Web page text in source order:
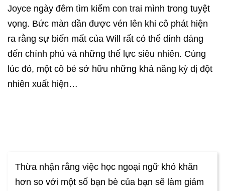
Joyce ngày đêm tìm kiếm con trai mình trong tuyệt
vọng. Bức màn dần được vén lên khi cô phát hiện
ra rằng sự biến mất của Will rất có thể dính dáng
đến chính phủ và những thế lực siêu nhiên. Cùng
lúc đó, một cô bé sở hữu những khả năng kỳ dị đột
nhiên xuất hiện…
Thừa nhận rằng việc học ngoại ngữ khó khăn
hơn so với một số bạn bè của bạn sẽ làm giảm